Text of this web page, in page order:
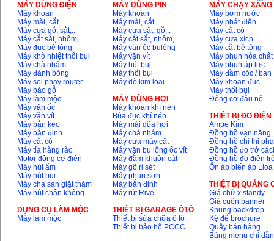
MÁY DÙNG ĐIỆN
Máy khoan
Máy mài, cắt
Máy cưa gỗ, sắt,..
Máy cắt sắt, nhôm,..
Máy đục bê tông
Máy khò nhiệt thổi bụi
Máy chà nhám
Máy đánh bóng
Máy soi phay router
Máy bào gỗ
Máy làm mộc
Máy vặn ốc
Máy vặn vít
Máy bắn keo
Máy bắn đinh
Máy cắt cỏ
Máy tỉa hàng rào
Motor động cơ điện
Máy hút ẩm
Máy hút bụi
Máy chà sàn giặt thảm
Máy hút chân không
DỤNG CỤ LÀM MỘC
Máy làm mộc
MÁY DÙNG PIN
Máy khoan
Máy mài, cắt
Máy cưa sắt, gỗ,..
Máy cắt sắt, nhôm,..
Máy vặn ốc bulông
Máy vặn vít
Máy hút bụi
Máy thổi bụi
Máy dò kim loại
MÁY DÙNG HƠI
Máy khoan khí nén
Búa đục khí nén
Máy mài dũa hơi
Máy chà nhám
Máy cưa máy cắt
Máy vặn bu lông ốc vít
Máy đầm khuôn cát
Máy gõ rỉ sét
Máy phun sơn
Máy bắn đinh
Máy rút Rive
THIÊT BỊ GARAGE ÔTÔ
Thiết bị sửa chữa ô tô
Thiết bị bảo hộ PCCC
MÁY CHẠY
Máy bơm nước
Máy phát điện
Máy cắt cỏ
Máy cưa xích
Máy cắt bê tông
Máy phun hóa chất
Máy phun áp lực
Máy đầm cóc / bàn
Máy khoan đục
Máy thổi bụi
Động cơ đầu nổ
THIÊT BỊ ĐO ĐIỆN
Ampe Kìm
Đồng hồ vạn năng
Đồng hồ chỉ thị pha
Đồng hồ đo trở
Đồng hồ đo điện
Ổn áp biến áp Lioa
THIỆT BỊ QUẢNG
Giá chữ x standy
Giá cuốn banner
Khung backdrop
Kệ để brochure
Quầy bán hàng
Bảng menu chỉ dẫn